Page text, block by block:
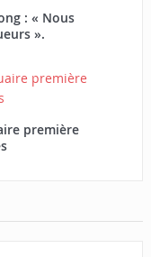
: « Nous
».
première